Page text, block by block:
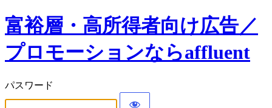
富裕層・高所得者向け広告／
プロモーションならaffluent
パスワード